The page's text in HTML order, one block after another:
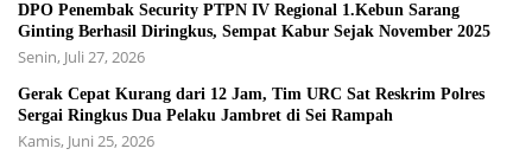
DPO Penembak Security PTPN IV Regional 1.Kebun Sarang
Ginting Berhasil Diringkus, Sempat Kabur Sejak November 2025
Senin, Juli 27, 2026
Gerak Cepat Kurang dari 12 Jam, Tim URC Sat Reskrim Polres
Sergai Ringkus Dua Pelaku Jambret di Sei Rampah
Kamis, Juni 25, 2026